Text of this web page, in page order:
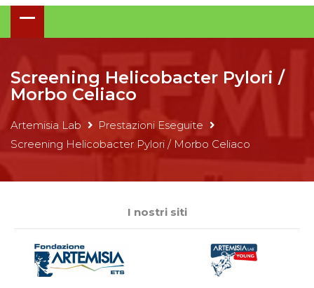
Screening Helicobacter Pylori /
Morbo Celiaco
Artemisia Lab
Prestazioni Eseguite
Screening Helicobacter Pylori / Morbo Celiaco
I nostri siti